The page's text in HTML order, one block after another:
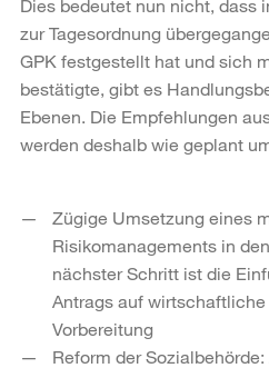
Dies bedeutet nun nicht, dass
zur Tagesordnung
GPK festgestellt hat und sich
bestätigte, gibt es
Ebenen. Die Empfehlungen
werden deshalb wie geplant
Zügige Umsetzung eines
Risikomanagements in
nächster Schritt ist die
Antrags auf
Vorbereitung
Reform der